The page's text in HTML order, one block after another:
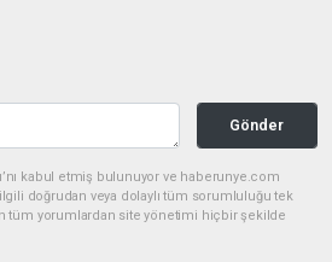
Gönder
kabul etmiş bulunuyor ve haberunye.com
doğrudan veya dolaylı tüm sorumluluğu tek
tüm yorumlardan site yönetimi hiçbir şekilde